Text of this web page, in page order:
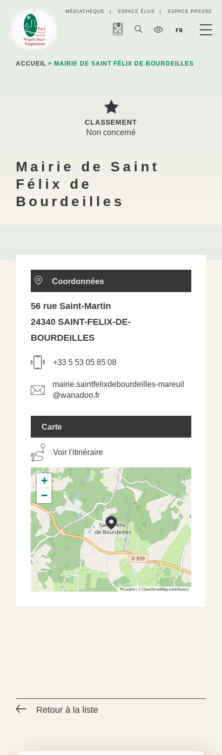
MÉDIATHÈQUE ESPACE ÉLUS ESPACE PRESSE
FR
ACCUEIL > MAIRIE DE SAINT FÉLIX DE BOURDEILLES
CLASSEMENT
Non concerné
Mairie de Saint
Félix de
Bourdeilles
Retour à la liste
Coordonnées
56 rue Saint-Martin
24340 SAINT-FELIX-DE-
BOURDEILLES
+33 5 53 05 85 08
mairie.saintfelixdebourdeilles-mareuil
@wanadoo.fr
Carte
Voir l'itinéraire
+
−
Leaflet|©OpenStreetMapcontributors